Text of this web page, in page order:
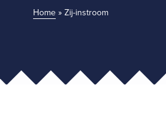
Home» Zij-instroom